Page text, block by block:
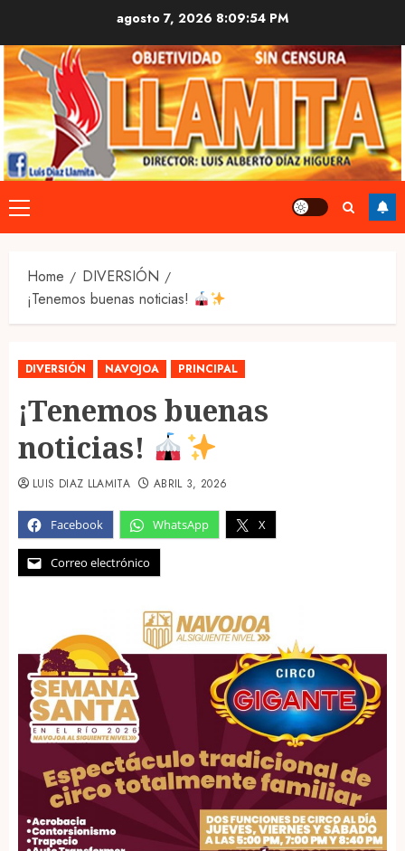
content
agosto 7, 2026 8:09:55 PM
Primary
Menu
Home
DIVERSIÓN
¡Tenemos buenas noticias!
DIVERSIÓN NAVOJOA PRINCIPAL
¡Tenemos buenas
noticias!
Facebook WhatsApp X
Correo electrónico
LUIS DIAZ LLAMITA ABRIL 3, 2026